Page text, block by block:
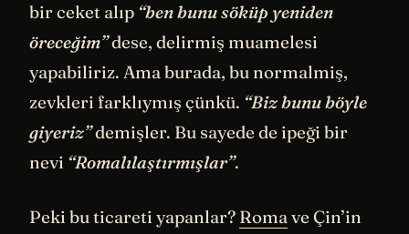
bir ceket alıp “ben bunu söküp yeniden
öreceğim”dese, delirmiş muamelesi
yapabiliriz. Ama burada, bu normalmiş,
zevkleri farklıymış çünkü. “Biz bunu böyle
giyeriz”demişler. Bu sayede de ipeği bir
nevi “Romalılaştırmışlar”.
Peki bu ticareti yapanlar? Romave Çin’in